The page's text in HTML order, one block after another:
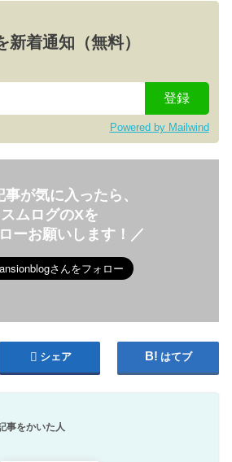
新着通知（無料）
Powered by Mailwind
事が気に入ったら、
スムログのXを
ーお願いします！／
シェア はてブ
事をかいた人